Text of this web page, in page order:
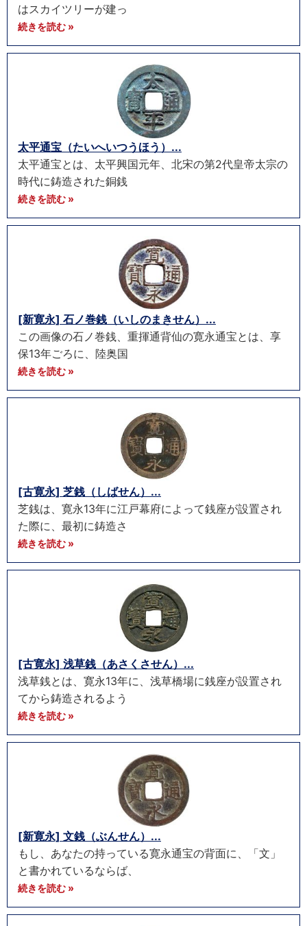
はスカイツリーが建っ
続きを読む »
太平通宝（たいへいつうほう）...
太平通宝とは、太平興国元年、北宋の第2代皇帝太宗の
時代に鋳造された銅銭
続きを読む »
[新寛永] 石ノ巻銭（いしのまきせん）...
この画像の石ノ巻銭、重揮通背仙の寛永通宝とは、享
保13年ごろに、陸奥国
続きを読む »
[古寛永] 芝銭（しばせん）...
芝銭は、寛永13年に江戸幕府によって銭座が設置され
た際に、最初に鋳造さ
続きを読む »
[古寛永] 浅草銭（あさくさせん）...
浅草銭とは、寛永13年に、浅草橋場に銭座が設置され
てから鋳造されるよう
続きを読む »
[新寛永] 文銭（ぶんせん）...
もし、あなたの持っている寛永通宝の背面に、「文」
と書かれているならば、
続きを読む »